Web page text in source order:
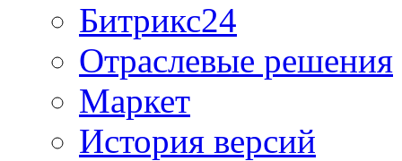
Битрикс24
Отраслевые решения
Маркет
История версий